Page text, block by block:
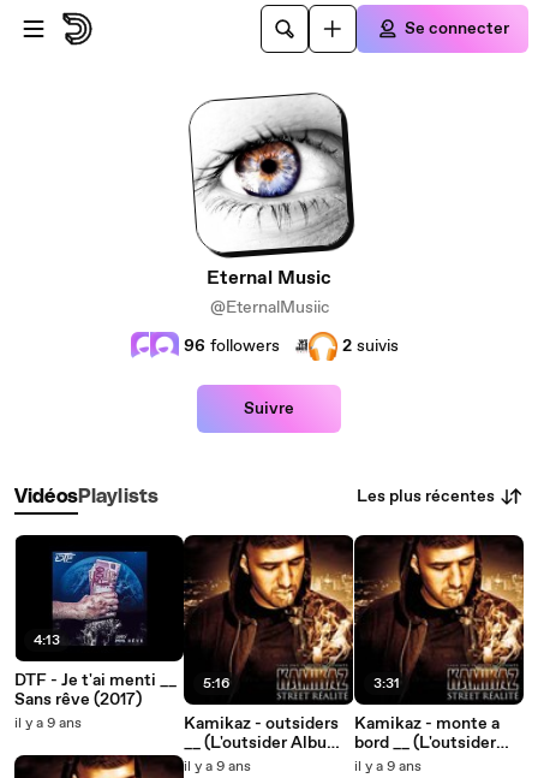
Passer au contenu principal
Se connecter
Eternal Music
@EternalMusiic
96 followers 2 suivis
Suivre
VidéosPlaylists Les plus récentes
4:13
DTF - Je t'ai menti __
Sans rêve (2017)
il y a 9 ans
5:16
Kamikaz - outsiders
__ (L'outsider Album
2017)
il y a 9 ans
3:31
Kamikaz - monte a
bord __ (L'outsider
Album 2017)
il y a 9 ans